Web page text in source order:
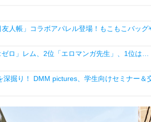
人帳」コラボアパレル登場！もこもこバッ
ロ」レム、2位「エロマンガ先生」、1位は…
深掘り！ DMM pictures、学生向けセミナー